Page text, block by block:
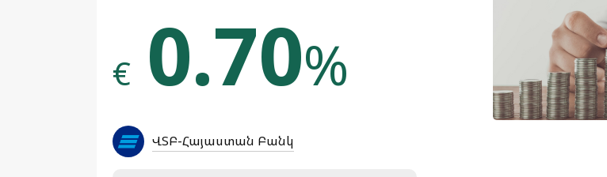
€ 0.70%
ՎՏԲ-Հայաստան Բանկ